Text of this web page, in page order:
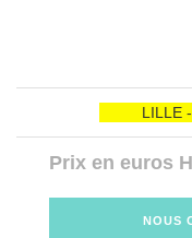
LILLE
Prix en euros
NOUS